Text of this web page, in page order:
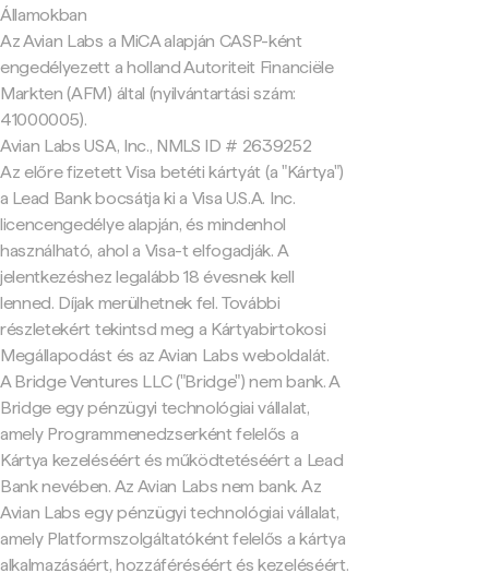
Államokban
Az Avian Labs a MiCA alapján CASP-ként
engedélyezett a holland Autoriteit Financiële
Markten (AFM) által (nyilvántartási szám:
41000005).
Avian Labs USA, Inc., NMLS ID # 2639252
Az előre fizetett Visa betéti kártyát (a "Kártya")
a Lead Bank bocsátja ki a Visa U.S.A. Inc.
licencengedélye alapján, és mindenhol
használható, ahol a Visa-t elfogadják. A
jelentkezéshez legalább 18 évesnek kell
lenned. Díjak merülhetnek fel. További
részletekért tekintsd meg a Kártyabirtokosi
Megállapodást és az Avian Labs weboldalát.
A Bridge Ventures LLC ("Bridge") nem bank. A
Bridge egy pénzügyi technológiai vállalat,
amely Programmenedzserként felelős a
Kártya kezeléséért és működtetéséért a Lead
Bank nevében. Az Avian Labs nem bank. Az
Avian Labs egy pénzügyi technológiai vállalat,
amely Platformszolgáltatóként felelős a kártya
alkalmazásáért, hozzáféréséért és kezeléséért.